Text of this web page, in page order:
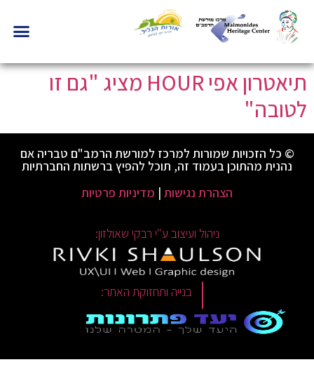
תיאטרון אפי HOUR מציג "גם זו
לטובה"
© כל הזכויות שמורות למרכז למורשת הרמב"ם טבריה אם
נהנית מהתוכן בעמוד זה, תוכל להפיץ ברשתות החברתיות
הצהרת נגישות | מדיניות פרטיות
ניהול ועיצוב ע"י רבקי שאולזון:
| בנייה ותחזוקת האתר: